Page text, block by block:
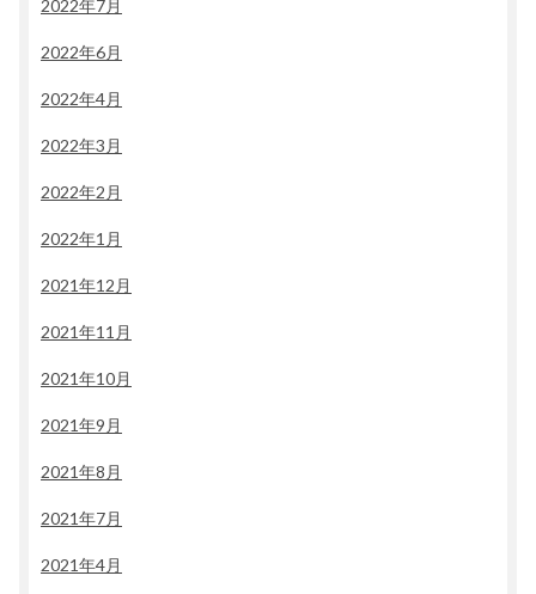
2022年7月
2022年6月
2022年4月
2022年3月
2022年2月
2022年1月
2021年12月
2021年11月
2021年10月
2021年9月
2021年8月
2021年7月
2021年4月